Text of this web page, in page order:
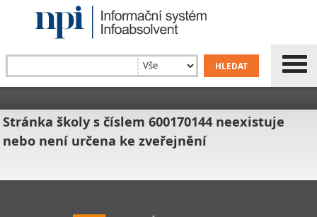
Stránka školy s číslem 600170144 neexistuje
nebo není určena ke zveřejnění